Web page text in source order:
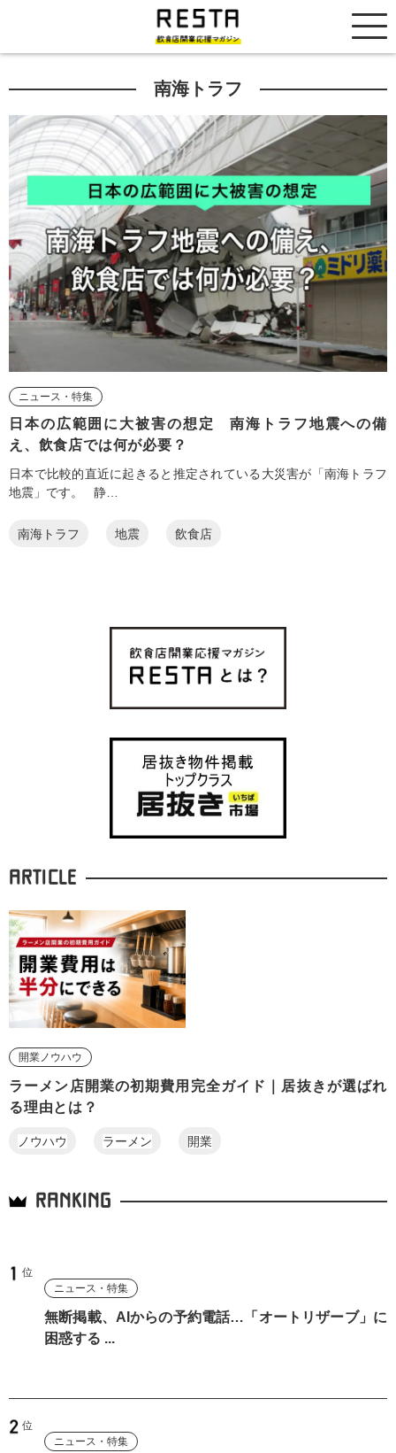
居抜き売却市場
南海トラフ
ニュース・特集
日本の広範囲に大被害の想定 南海トラフ地震への備
え、飲食店では何が必要？
日本で比較的直近に起きると推定されている大災害が「南海トラフ
地震」です。 静…
南海トラフ 地震 飲食店
ARTICLE
開業ノウハウ
ラーメン店開業の初期費用完全ガイド｜居抜きが選ばれ
る理由とは？
ノウハウ ラーメン 開業
RANKING
ニュース・特集
無断掲載、AIからの予約電話…「オートリザーブ」に
困惑する ...
ニュース・特集